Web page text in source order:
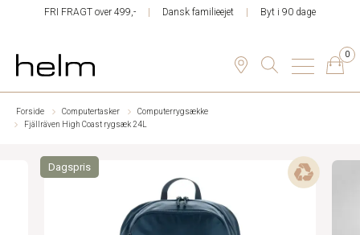
FRI FRAGT over 499,- Dansk familieejet Byt i 90 dage
0
Forside Computertasker
Computerrygsække
Fjällräven High Coast rygsæk 24L
Dagspris